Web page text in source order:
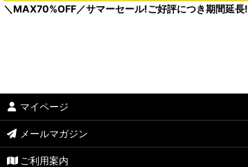
＼MAX70%OFF／サマーセール!ご好評につき期間延長!
マイページ
メールマガジン
ご利用案内